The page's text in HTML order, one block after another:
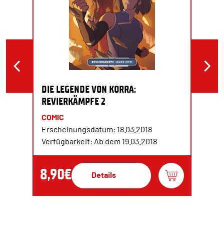
DIE LEGENDE VON KORRA:
REVIERKÄMPFE 2
COMIC
Erscheinungsdatum: 18.03.2018
Verfügbarkeit: Ab dem 19.03.2018
8,90€ Details